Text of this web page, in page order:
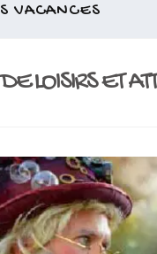
VACANCES
LOISIRS ET